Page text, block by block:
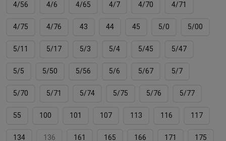
4/56 4/6 4/65 4/7 4/70 4/71
4/75 4/76 43 44 45 5/0 5/00
5/11 5/17 5/3 5/4 5/45 5/47
5/5 5/50 5/56 5/6 5/67 5/7
5/70 5/71 5/74 5/75 5/76 5/77
55 100 101 107 113 116 117
134 136 161 165 166 171 175